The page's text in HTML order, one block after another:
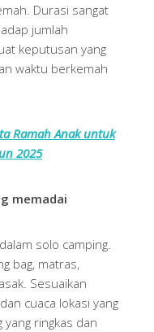
Durasi sangat
jumlah
keputusan yang
waktu berkemah
Ramah Anak untuk
2025
memadai
solo camping.
bag, matras,
Sesuaikan
cuaca lokasi yang
yang ringkas dan